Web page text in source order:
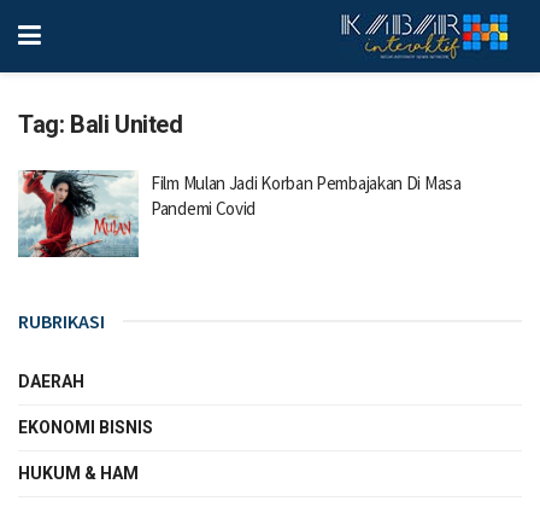
Tag: Bali United
Film Mulan Jadi Korban Pembajakan Di Masa
Pandemi Covid
RUBRIKASI
DAERAH
EKONOMI BISNIS
HUKUM & HAM